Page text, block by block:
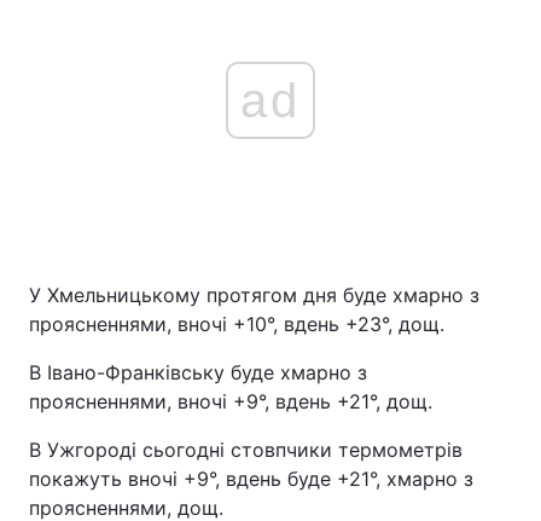
ad
У Хмельницькому протягом дня буде хмарно з
проясненнями, вночі +10°, вдень +23°, дощ.
В Івано-Франківську буде хмарно з
проясненнями, вночі +9°, вдень +21°, дощ.
В Ужгороді сьогодні стовпчики термометрів
покажуть вночі +9°, вдень буде +21°, хмарно з
проясненнями, дощ.